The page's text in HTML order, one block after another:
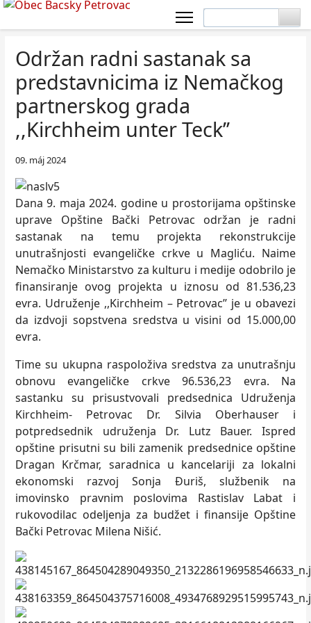
Održan radni sastanak sa
predstavnicima iz Nemačkog
partnerskog grada
,,Kirchheim unter Teck’’
09. máj 2024
Dana 9. maja 2024. godine u prostorijama opštinske
uprave Opštine Bački Petrovac održan je radni
sastanak na temu projekta rekonstrukcije
unutrašnjosti evangeličke crkve u Magliću. Naime
Nemačko Ministarstvo za kulturu i medije odobrilo je
finansiranje ovog projekta u iznosu od 81.536,23
evra. Udruženje ,,Kirchheim – Petrovac’’ je u obavezi
da izdvoji sopstvena sredstva u visini od 15.000,00
evra.
Time su ukupna raspoloživa sredstva za unutrašnju
obnovu evangeličke crkve 96.536,23 evra. Na
sastanku su prisustvovali predsednica Udruženja
Kirchheim- Petrovac Dr. Silvia Oberhauser i
potpredsednik udruženja Dr. Lutz Bauer. Ispred
opštine prisutni su bili zamenik predsednice opštine
Dragan Krčmar, saradnica u kancelariji za lokalni
ekonomski razvoj Sonja Đuriš, službenik na
imovinsko pravnim poslovima Rastislav Labat i
rukovodilac odeljenja za budžet i finansije Opštine
Bački Petrovac Milena Nišić.